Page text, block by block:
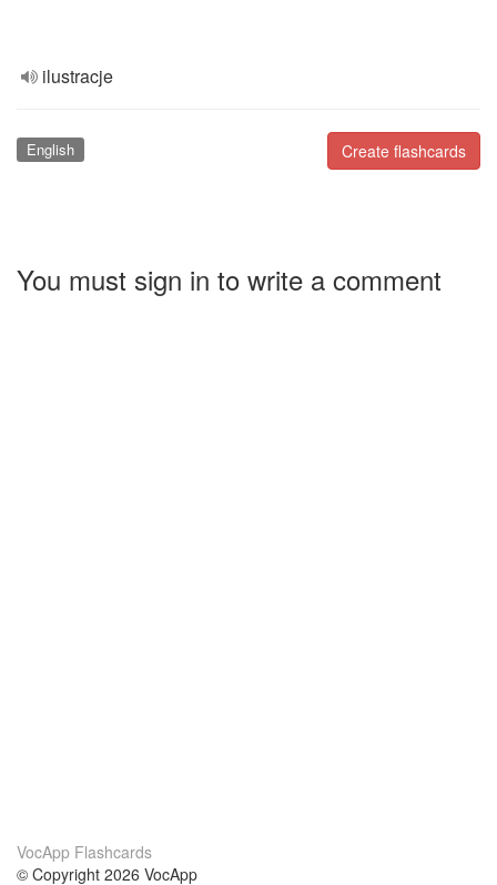
ilustracje
Create flashcards
English
You must sign in to write a comment
VocApp Flashcards
© Copyright 2026 VocApp